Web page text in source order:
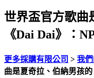
世界盃官方歌曲
《Dai Dai》：
更多採購有限公司 > 我
曲是夏奇拉、伯納男孩